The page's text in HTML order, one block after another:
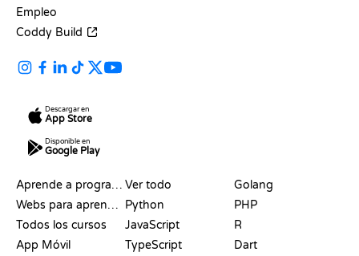
Empleo
Coddy Build
Descargar en
App Store
Disponible en
Google Play
Aprende a programar
Webs para aprender a programar gratis
Todos los cursos
App Móvil
Ver todo
Python
JavaScript
TypeScript
Golang
PHP
R
Dart